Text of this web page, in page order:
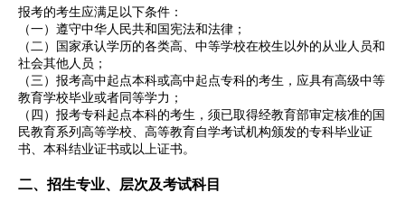
报考的考生应满足以下条件：
（一）遵守中华人民共和国宪法和法律；
（二）国家承认学历的各类高、中等学校在校生以外的从业人员和
社会其他人员；
（三）报考高中起点本科或高中起点专科的考生，应具有高级中等
教育学校毕业或者同等学力；
（四）报考专科起点本科的考生，须已取得经教育部审定核准的国
民教育系列高等学校、高等教育自学考试机构颁发的专科毕业证
书、本科结业证书或以上证书。
二、招生专业、层次及考试科目